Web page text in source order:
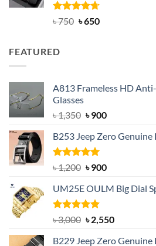
Rated4.63
৳750 Original
৳650Current
FEATURED
A813 Frameless HD
Glasses
৳1,350 Original
was:
৳ 1,350.
৳900Current
is:
B253 Jeep Zero
Rated5.00
out of 5
৳1,200 Original
was:
৳ 1,200.
৳900Current
is:
UM25E OULM Big Dial
Rated5.00
out of 5
৳3,000 Original
was:
৳2,550Current
is:
B229 Jeep Zero